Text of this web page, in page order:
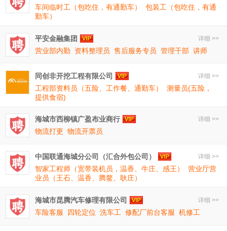
车间临时工（包吃住，有通勤车）
包装工（包吃住，有通
勤车）
详细 >>
平安金融集团
营业部内勤
资料整理员 售后服务专员 管理干部 讲师
详细 >>
同创非开挖工程有限公司
工程部资料员（五险、工作餐、通勤车）
测量员(五险，
提供食宿)
详细 >>
海城市西柳镇广盈布业商行
物流打更 物流开票员
详细 >>
中国联通海城分公司（汇合外包公司）
智家工程师（宽带装机员，温香、牛庄、感王）
营业厅营
业员（王石、温香、腾鳌、耿庄）
详细 >>
海城市昆腾汽车修理有限公司
车险客服
四轮定位 洗车工 修配厂前台客服 机修工